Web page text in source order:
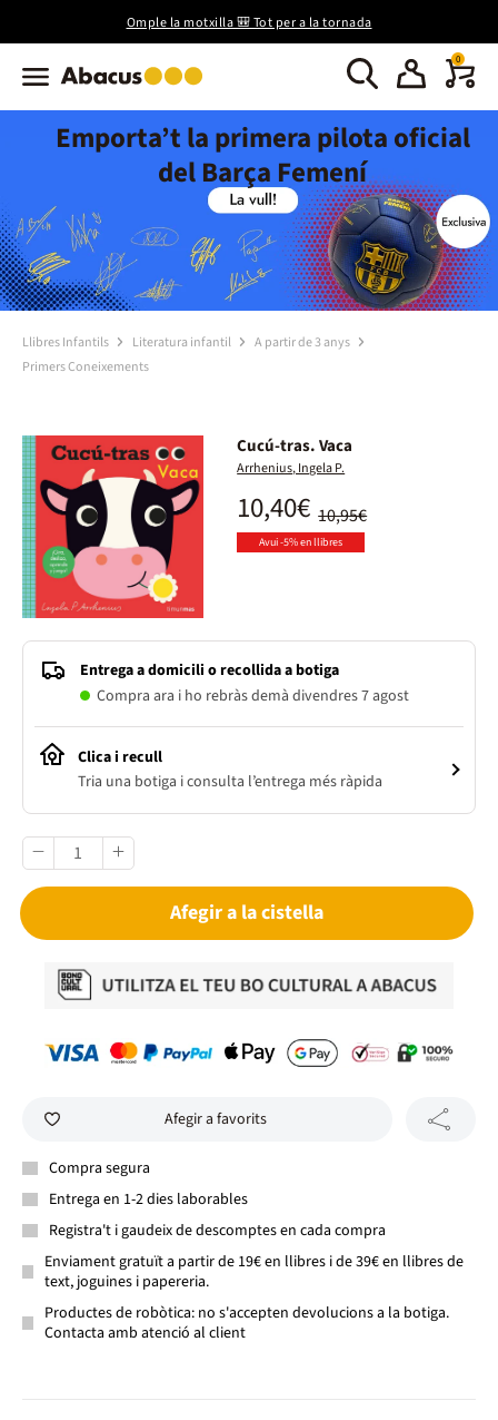
Omple la motxilla 🎒 Tot per a la tornada
0
Emporta’t la primera pilota oficial
del Barça Femení
Llibres Infantils Literatura infantil
A partir de 3 anys
Primers Coneixements
Cucú-tras. Vaca
Arrhenius, Ingela P.
10,95€
10,40€
Avui -5% en llibres
Entrega a domicili o recollida a botiga
Compra ara i ho rebràs demà divendres 7 agost
Clica i recull
Tria una botiga i consulta l’entrega més ràpida
Afegir a la cistella
Afegir a favorits
Compra segura
Entrega en 1-2 dies laborables
Registra't i gaudeix de descomptes en cada compra
Enviament gratuït a partir de 19€ en llibres i de 39€ en llibres de
text, joguines i papereria.
Productes de robòtica: no s'accepten devolucions a la botiga.
Contacta amb atenció al client